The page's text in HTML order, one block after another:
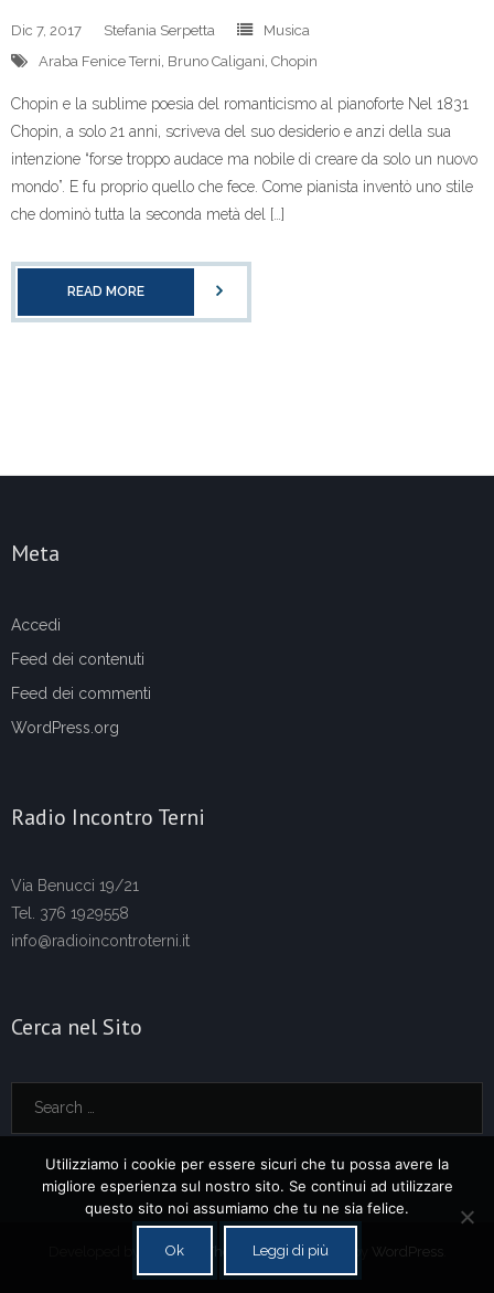
Dic 7, 2017 Stefania Serpetta
Musica
Araba Fenice Terni Bruno Caligani Chopin
Chopin e la sublime poesia del romanticismo al pianoforte Nel 1831
Chopin, a solo 21 anni, scriveva del suo desiderio e anzi della sua
intenzione “forse troppo audace ma nobile di creare da solo un nuovo
mondo”. E fu proprio quello che fece. Come pianista inventò uno stile
che dominò tutta la seconda metà del […]
READ MORE
Meta
Accedi
Feed dei contenuti
Feed dei commenti
WordPress.org
Radio Incontro Terni
Via Benucci 19/21
Tel. 376 1929558
info@radioincontroterni.it
Cerca nel Sito
Think Up Themes Ltd. Powered by WordPress
Utilizziamo i cookie per essere sicuri che tu possa avere la
migliore esperienza sul nostro sito. Se continui ad utilizzare
questo sito noi assumiamo che tu ne sia felice.
Ok Leggi di più